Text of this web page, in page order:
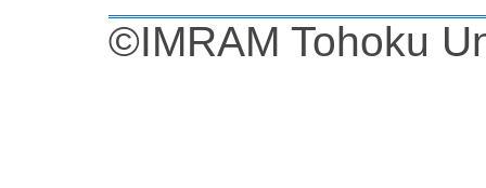
©IMRAM Tohoku